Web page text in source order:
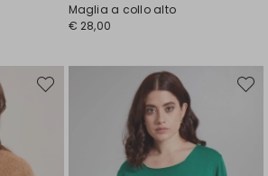
Maglia a collo alto
€ 28,00
Sposta